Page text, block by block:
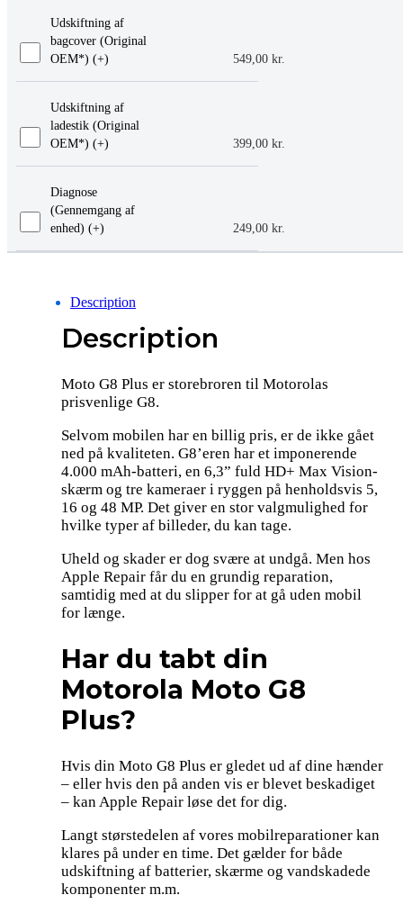
Udskiftning af
bagcover (Original
OEM*) (+
549,00 kr.
)
Udskiftning af
ladestik (Original
OEM*) (+
399,00 kr.
)
Diagnose
(Gennemgang af
enhed) (+
249,00 kr.
)
Description
Description
Moto G8 Plus er storebroren til Motorolas
prisvenlige G8.
Selvom mobilen har en billig pris, er de ikke gået
ned på kvaliteten. G8’eren har et imponerende
4.000 mAh-batteri, en 6,3” fuld HD+ Max Vision-
skærm og tre kameraer i ryggen på henholdsvis 5,
16 og 48 MP. Det giver en stor valgmulighed for
hvilke typer af billeder, du kan tage.
Uheld og skader er dog svære at undgå. Men hos
Apple Repair får du en grundig reparation,
samtidig med at du slipper for at gå uden mobil
for længe.
Har du tabt din
Motorola Moto G8
Plus?
Hvis din Moto G8 Plus er gledet ud af dine hænder
– eller hvis den på anden vis er blevet beskadiget
– kan Apple Repair løse det for dig.
Langt størstedelen af vores mobilreparationer kan
klares på under en time. Det gælder for både
udskiftning af batterier, skærme og vandskadede
komponenter m.m.